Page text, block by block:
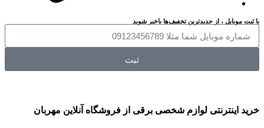
با ثبت موبایل ، از جدید‌ترین تخفیف‌ها با‌خبر شوید
ثبت
خرید اینترنتی لوازم شخصی برقی از فروشگاه آنلاین مهربان